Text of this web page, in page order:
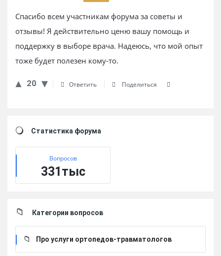
Спасибо всем участникам форума за советы и
отзывы! Я действительно ценю вашу помощь и
поддержку в выборе врача. Надеюсь, что мой опыт
тоже будет полезен кому-то.
20 Ответить Поделиться
Статистика форума
Вопросов
331тыс
Категории вопросов
Про услуги ортопедов-травматологов